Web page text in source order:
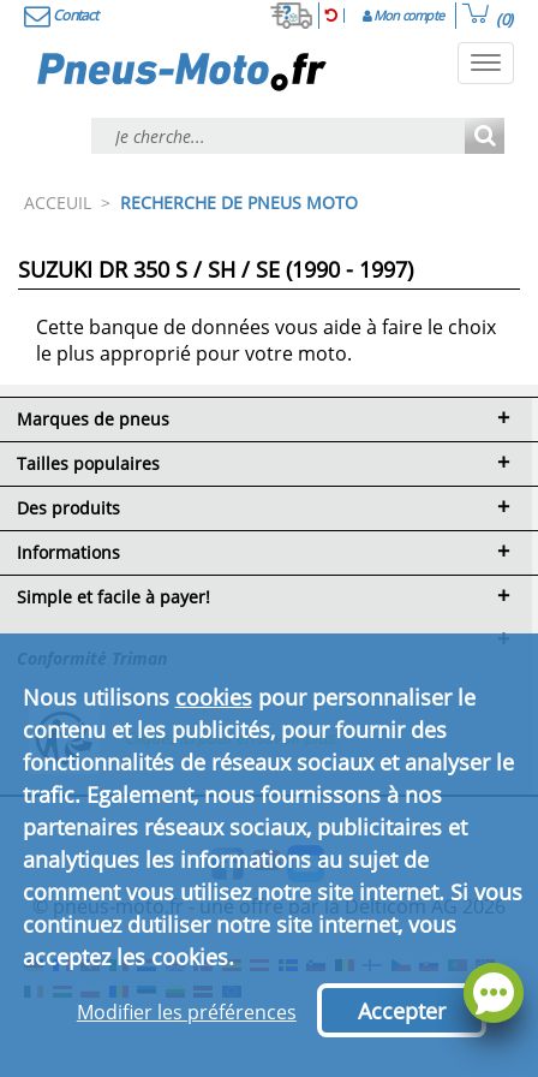
Contact Mon compte (0)
ACCEUIL > RECHERCHE DE PNEUS MOTO
SUZUKI DR 350 S / SH / SE (1990 - 1997)
Cette banque de données vous aide à faire le choix
le plus approprié pour votre moto.
Marques de pneus
Tailles populaires
Des produits
Garantie année de
production 2026
Informations
Inscription partenaire de
montage
Simple et facile à payer!
Cliquez ici pour en savoir plus.
© pneus-moto.fr - une offre par la Delticom AG 2026
Nous utilisons cookiespour personnaliser le
contenu et les publicités, pour fournir des
fonctionnalités de réseaux sociaux et analyser le
trafic. Egalement, nous fournissons à nos
partenaires réseaux sociaux, publicitaires et
analytiques les informations au sujet de
comment vous utilisez notre site internet. Si vous
continuez dutiliser notre site internet, vous
acceptez les cookies.
Modifier les préférences Accepter